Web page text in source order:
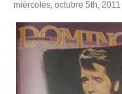
miércoles, octubre 5th, 2011